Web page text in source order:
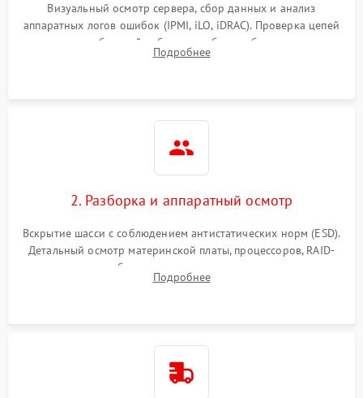
Влага и внешные воздействия
Визуальный осмотр сервера, сбор данных и анализ
аппаратных логов ошибок (IPMI, iLO, iDRAC). Проверка цепей
питания и базовой работоспособности без вскрытия
корпуса для быстрой локализации сбоя.
Подробнее
2. Разборка и аппаратный осмотр
Вскрытие шасси с соблюдением антистатических норм (ESD).
Детальный осмотр материнской платы, процессоров, RAID-
контроллеров и блоков питания на наличие термических
повреждений, прогаров или окислений.
Подробнее